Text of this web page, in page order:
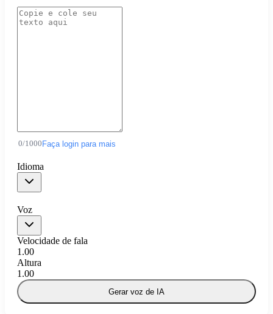
0/1000 Faça login para mais
Idioma
Voz
Velocidade de fala
1.00
Altura
1.00
Gerar voz de IA